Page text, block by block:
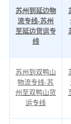
苏州到延边物
流专线-苏州
至延边货运专
线
苏州到双鸭山
物流专线-苏
州至双鸭山货
运专线